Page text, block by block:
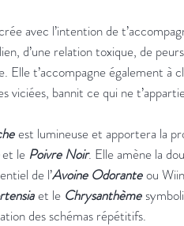
avec l’intention de
d’une relation toxique, de
Elle t’accompagne également à
viciées, bannit ce qui ne
est lumineuse et apportera la
et le Poivre Noir. Elle amène la
de l’Avoine Odorante ou
et le Chrysanthème
des schémas répétitifs.